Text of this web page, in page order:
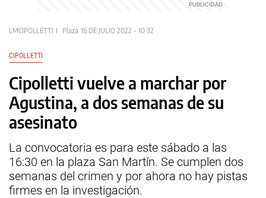
LMCIPOLLETTI Plaza 16 DE JULIO 2022 - 10:32
CIPOLLETTI
Cipolletti vuelve a marchar por
Agustina, a dos semanas de su
asesinato
La convocatoria es para este sábado a las
16:30 en la plaza San Martín. Se cumplen dos
semanas del crimen y por ahora no hay pistas
firmes en la investigación.